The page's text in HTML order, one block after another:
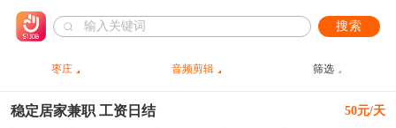
搜索
枣庄 音频剪辑 筛选
稳定居家兼职 工资日结 50元/天